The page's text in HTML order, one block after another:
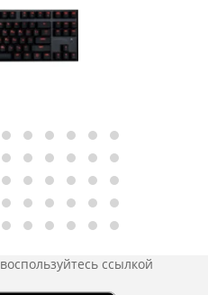
воспользуйтесь ссылкой